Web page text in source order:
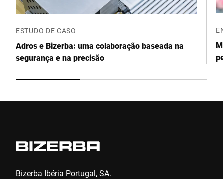
ESTUDO DE CASO
Adros e Bizerba: uma colaboração baseada na
segurança e na precisão
Bizerba Ibéria Portugal, SA.